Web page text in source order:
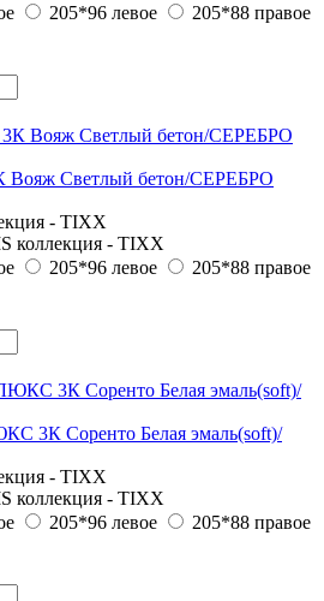
205*96 левое
205*88 правое
Вояж Светлый бетон/СЕРЕБРО
- TIXX
коллекция - TIXX
205*96 левое
205*88 правое
3К Соренто Белая эмаль(soft)/
- TIXX
коллекция - TIXX
205*96 левое
205*88 правое